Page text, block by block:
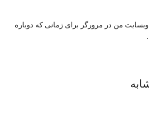
وبسایت من در مرورگر برای زمانی که دوباره